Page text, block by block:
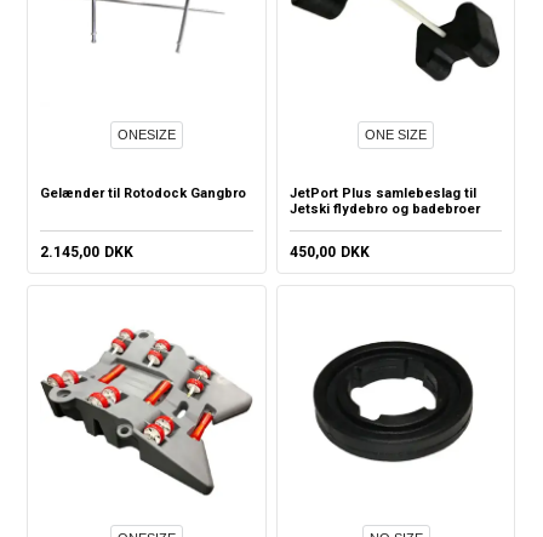
ONESIZE
Gelænder til Rotodock Gangbro
2.145,00 DKK
ONE SIZE
JetPort Plus samlebeslag til
Jetski flydebro og badebroer
450,00 DKK